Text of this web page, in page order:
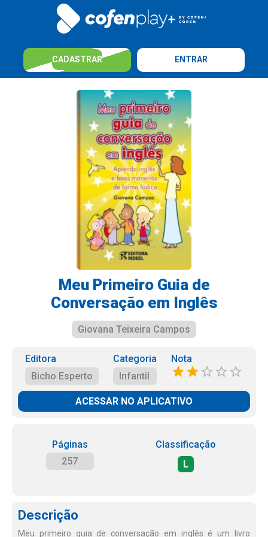
CADASTRAR ENTRAR
Meu Primeiro Guia de
Conversação em Inglês
Giovana Teixeira Campos
Editora
Bicho Esperto
Categoria
Infantil
Nota
ACESSAR NO APLICATIVO
Páginas
257
Classificação
L
Descrição
Meu primeiro guia de conversação em inglês é um livro